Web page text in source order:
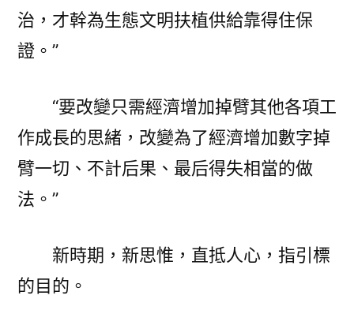
治，才幹為生態文明扶植供給靠得住保
證。”
“要改變只需經濟增加掉臂其他各項工
作成長的思緒，改變為了經濟增加數字掉
臂一切、不計后果、最后得失相當的做
法。”
新時期，新思惟，直抵人心，指引標
的目的。